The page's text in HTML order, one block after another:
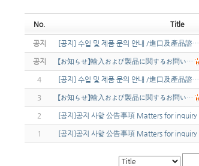
No.
Title
공지 [공지] 수입 및 제품 문의 안내 /進口及產品諮…
공지 【お知らせ】輸入および製品に関するお問い…
4 [공지] 수입 및 제품 문의 안내 /進口及產品諮…
3 【お知らせ】輸入および製品に関するお問い…
2 [공지]공지 사항 公告事項 Matters for inquiry
1 [공지]공지 사항 公告事項 Matters for inquiry